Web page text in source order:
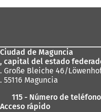
pies
Ciudad de Maguncia
, capital del estado
. Große Bleiche 46/
. 55116 Maguncia
115 - Número de
Acceso rápido